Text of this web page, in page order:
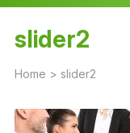
slider2
Home > slider2